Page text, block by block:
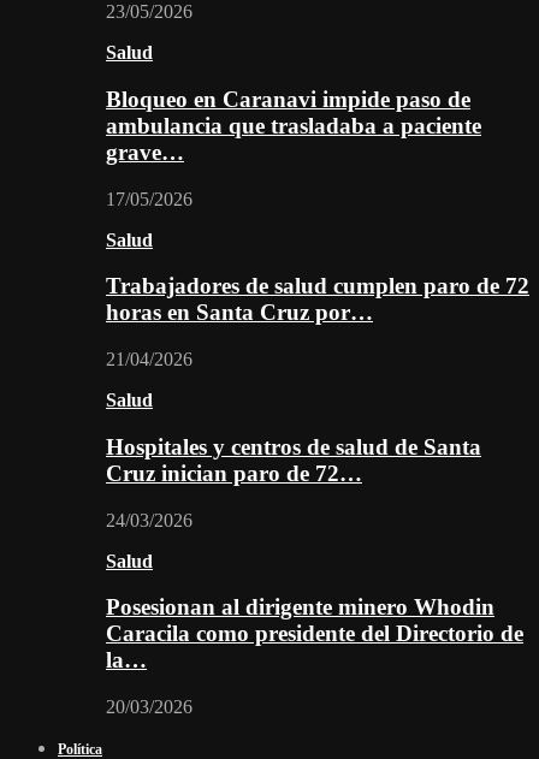
23/05/2026
Salud
Bloqueo en Caranavi impide paso de
ambulancia que trasladaba a paciente
grave…
17/05/2026
Salud
Trabajadores de salud cumplen paro de 72
horas en Santa Cruz por…
21/04/2026
Salud
Hospitales y centros de salud de Santa
Cruz inician paro de 72…
24/03/2026
Salud
Posesionan al dirigente minero Whodin
Caracila como presidente del Directorio de
la…
20/03/2026
Política